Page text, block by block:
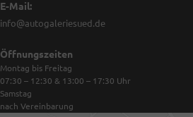
E-Mail:
info@autogaleriesued.de
Öffnungszeiten
Montag bis Freitag
07:30 – 12:30 & 13:00 – 17:30 Uhr
Samstag
nach Vereinbarung